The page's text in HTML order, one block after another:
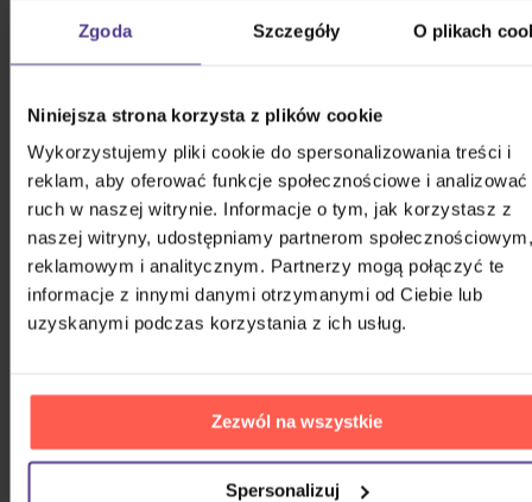
Zgoda Szczegóły O plikach
Niniejsza strona korzysta z plików cookie
Wykorzystujemy pliki cookie do spersonalizowania treści i
reklam, aby oferować funkcje społecznościowe i analizować
ruch w naszej witrynie. Informacje o tym, jak korzystasz z
naszej witryny, udostępniamy partnerom społecznościowym,
reklamowym i analitycznym. Partnerzy mogą połączyć te
informacje z innymi danymi otrzymanymi od Ciebie lub
uzyskanymi podczas korzystania z ich usług.
Zezwól na wszystkie
Spersonalizuj
10,000 Maniacs
100 Gecs
Chuckii Booker
POKAŻ WSZYSTKIE
WIĘCEJ OD XG
Sprawdźcie, co jeszcze możecie sobie pozwolić.